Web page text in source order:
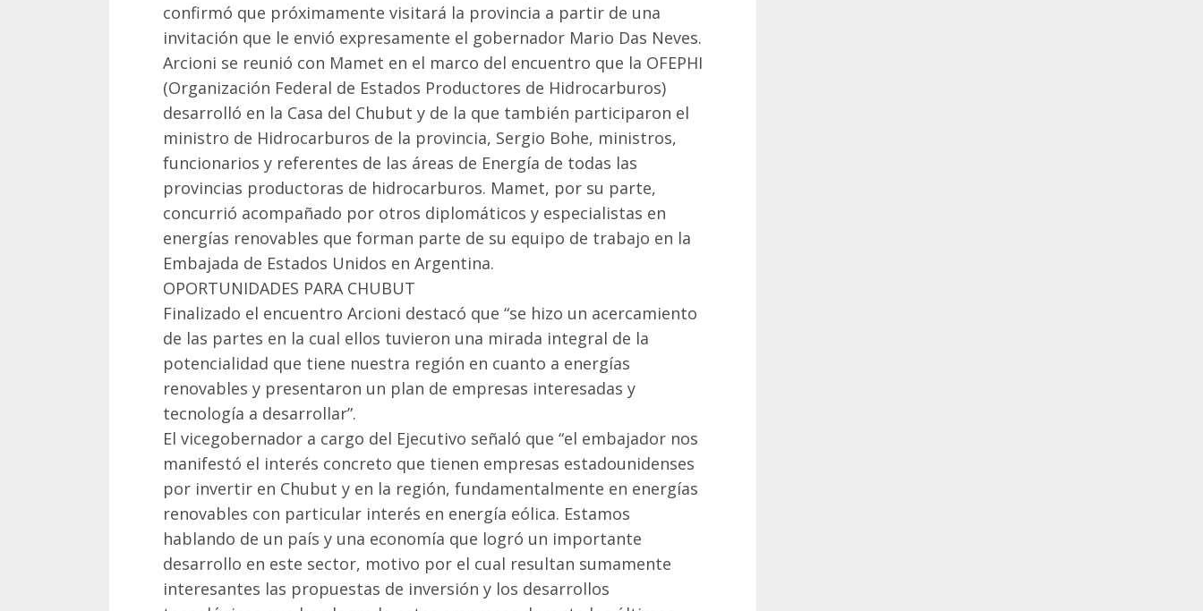
confirmó que próximamente visitará la provincia a partir de una
invitación que le envió expresamente el gobernador Mario Das Neves.
Arcioni se reunió con Mamet en el marco del encuentro que la OFEPHI
(Organización Federal de Estados Productores de Hidrocarburos)
desarrolló en la Casa del Chubut y de la que también participaron el
ministro de Hidrocarburos de la provincia, Sergio Bohe, ministros,
funcionarios y referentes de las áreas de Energía de todas las
provincias productoras de hidrocarburos. Mamet, por su parte,
concurrió acompañado por otros diplomáticos y especialistas en
energías renovables que forman parte de su equipo de trabajo en la
Embajada de Estados Unidos en Argentina.
OPORTUNIDADES PARA CHUBUT
Finalizado el encuentro Arcioni destacó que “se hizo un acercamiento
de las partes en la cual ellos tuvieron una mirada integral de la
potencialidad que tiene nuestra región en cuanto a energías
renovables y presentaron un plan de empresas interesadas y
tecnología a desarrollar”.
El vicegobernador a cargo del Ejecutivo señaló que “el embajador nos
manifestó el interés concreto que tienen empresas estadounidenses
por invertir en Chubut y en la región, fundamentalmente en energías
renovables con particular interés en energía eólica. Estamos
hablando de un país y una economía que logró un importante
desarrollo en este sector, motivo por el cual resultan sumamente
interesantes las propuestas de inversión y los desarrollos